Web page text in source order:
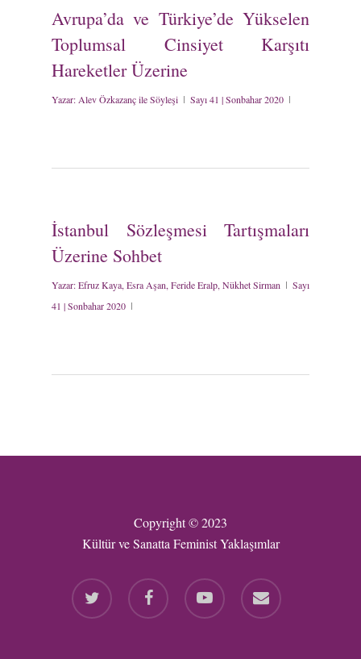
Avrupa’da ve Türkiye’de Yükselen
Toplumsal Cinsiyet Karşıtı
Hareketler Üzerine
Yazar: Alev Özkazanç ile Söyleşi Sayı 41 | Sonbahar 2020
İstanbul Sözleşmesi Tartışmaları
Üzerine Sohbet
Yazar:Efruz Kaya, Esra Aşan, Feride Eralp, Nükhet Sirman
Sayı
41 | Sonbahar 2020
Copyright © 2023
Kültür ve Sanatta Feminist Yaklaşımlar
twitter facebook youtube email